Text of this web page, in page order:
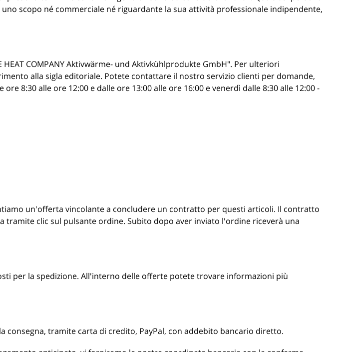
scopo né commerciale né riguardante la sua attività professionale indipendente,
COMPANY Aktivwärme- und Aktivkühlprodukte GmbH". Per ulteriori
alla sigla editoriale. Potete contattare il nostro servizio clienti per domande,
8:30 alle ore 12:00 e dalle ore 13:00 alle ore 16:00 e venerdì dalle 8:30 alle 12:00 -
un'offerta vincolante a concludere un contratto per questi articoli. Il contratto
tramite clic sul pulsante ordine. Subito dopo aver inviato l'ordine riceverà una
per la spedizione. All'interno delle offerte potete trovare informazioni più
consegna, tramite carta di credito, PayPal, con addebito bancario diretto.